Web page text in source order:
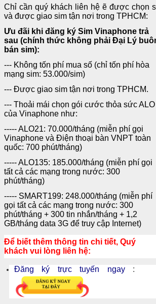
Chỉ cần quý khách liên hệ ẽ được chọn
và được giao sim tận nơi trong TPHCM:
Ưu đãi khi đăng ký Sim Vinaphone trả
sau (chính thức không phải Đại Lý
bán sim):
--- Không tốn phí mua số (chỉ tốn phí hòa
mạng sim: 53.000/sim)
--- Được giao sim tận nơi trong TPHCM.
--- Thoải mái chọn gói cước thỏa sức ALO
của Vinaphone như:
----- ALO21: 70.000/tháng (miễn phí gọi
Vinaphone và Điện thoại bàn VNPT toàn
quốc: 700 phút/tháng)
----- ALO135: 185.000/tháng (miễn phí gọi
tất cả các mạng trong nước: 300
phút/tháng)
----- SMART199: 248.000/tháng (miễn phí
gọi tất cả các mạng trong nước: 300
phút/tháng + 300 tin nhắn/tháng + 1,2
GB/tháng data 3G để truy cập Internet)
Để biết thêm thông tin chi tiết, Quý
khách vui lòng liên hệ:
Đăng ký trực tuyến ngay :